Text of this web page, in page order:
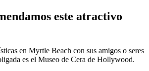
este atractivo
en Myrtle Beach con sus amigos o seres
es el Museo de Cera de Hollywood.